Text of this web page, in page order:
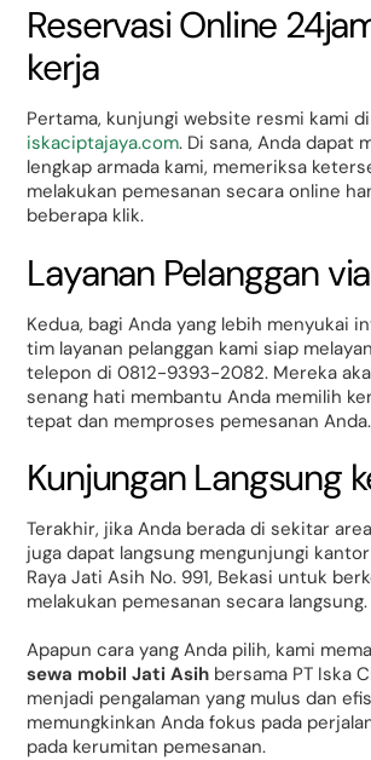
Reservasi Online
kerja
Pertama, kunjungi website resmi kami di
iskaciptajaya.com. Di sana, Anda dapat
lengkap armada kami, memeriksa
melakukan pemesanan secara online
beberapa klik.
Layanan Pelanggan
Kedua, bagi Anda yang lebih menyukai
tim layanan pelanggan kami siap
telepon di 0812-9393-2082. Mereka
senang hati membantu Anda memilih
tepat dan memproses pemesanan Anda.
Kunjungan Langsung
Terakhir, jika Anda berada di sekitar
juga dapat langsung mengunjungi
Raya Jati Asih No. 991, Bekasi untuk
melakukan pemesanan secara langsung.
Apapun cara yang Anda pilih, kami
sewa mobil Jati Asih bersama PT Iska
menjadi pengalaman yang mulus dan
memungkinkan Anda fokus pada
pada kerumitan pemesanan.